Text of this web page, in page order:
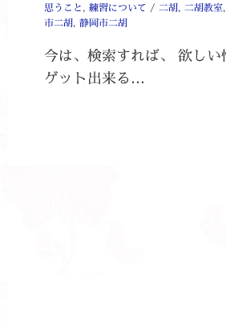
思うこと, 練習について / 二胡, 二胡教室,
市二胡, 静岡市二胡
今は、検索すれば、 欲しい
ゲット出来る…